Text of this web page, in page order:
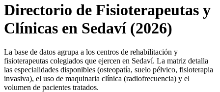
Directorio de Fisioterapeutas y
Clínicas en Sedaví (2026)
La base de datos agrupa a los centros de rehabilitación y
fisioterapeutas colegiados que ejercen en Sedaví. La matriz detalla
las especialidades disponibles (osteopatía, suelo pélvico, fisioterapia
invasiva), el uso de maquinaria clínica (radiofrecuencia) y el
volumen de pacientes tratados.